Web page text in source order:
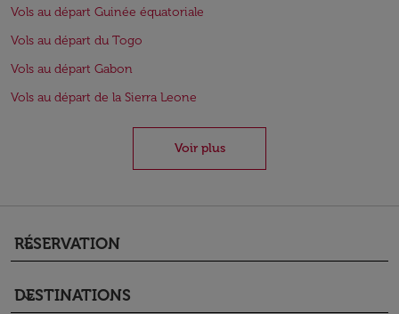
Vols au départ Guinée équatoriale
Vols au départ du Togo
Vols au départ Gabon
Vols au départ de la Sierra Leone
Voir plus
RÉSERVATION
keyboard_arrow_down
DESTINATIONS
keyboard_arrow_down